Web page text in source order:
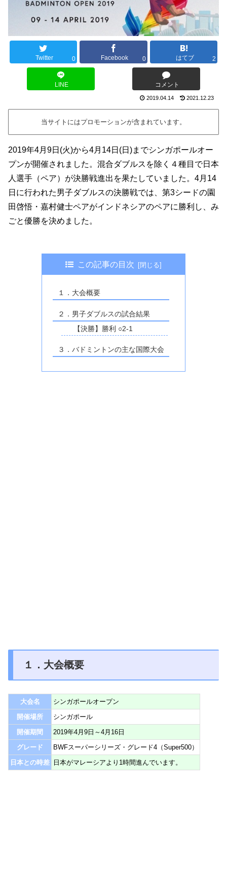
Twitter 0 Facebook 0 はてブ 2
LINE コメント
2019.04.14 2021.12.23
当サイトにはプロモーションが含まれています。
2019年4月9日(火)から4月14日(日)までシンガポールオー
プンが開催されました。混合ダブルスを除く４種目で日本
人選手（ペア）が決勝戦進出を果たしていました。4月14
日に行われた男子ダブルスの決勝戦では、第3シードの園
田啓悟・嘉村健士ペアがインドネシアのペアに勝利し、み
ごと優勝を決めました。
この記事の目次
１．大会概要
２．男子ダブルスの試合結果
【決勝】勝利 ○2-1
３．バドミントンの主な国際大会
１．大会概要
大会名
シンガポールオープン
開催場所
シンガポール
開催期間
2019年4月9日～4月16日
グレード
BWFスーパーシリーズ・グレード4（Super500）
日本との時差 日本がマレーシアより1時間進んでいます。